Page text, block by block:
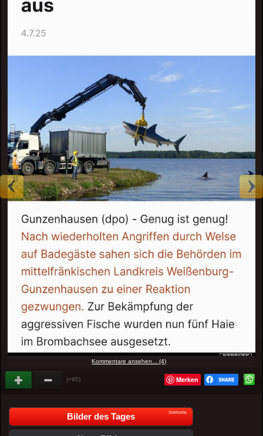
Kommentare ansehen... (4)
(+95) Merken
Bilder des Tages Startseite